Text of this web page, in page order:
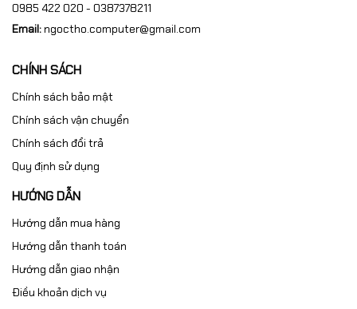
0985 422 020 - 0387378211
Email:ngoctho.computer@gmail.com
CHÍNH SÁCH
Chính sách bảo mật
Chính sách vận chuyển
Chính sách đổi trả
Quy định sử dụng
HƯỚNG DẪN
Hướng dẫn mua hàng
Hướng dẫn thanh toán
Hướng dẫn giao nhận
Điều khoản dịch vụ